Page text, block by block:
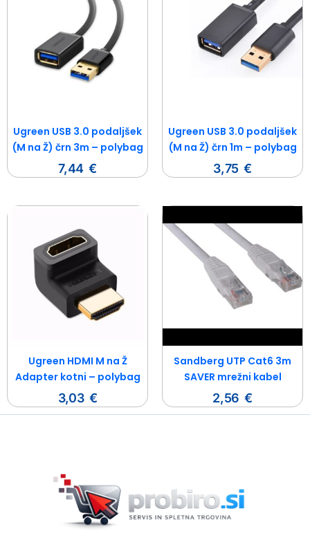
Ugreen USB 3.0 podaljšek
(M na Ž) črn 3m – polybag
7,44 €
Ugreen USB 3.0 podaljšek
(M na Ž) črn 1m – polybag
3,75 €
Ugreen HDMI M na Ž
Adapter kotni – polybag
3,03 €
Sandberg UTP Cat6 3m
SAVER mrežni kabel
2,56 €